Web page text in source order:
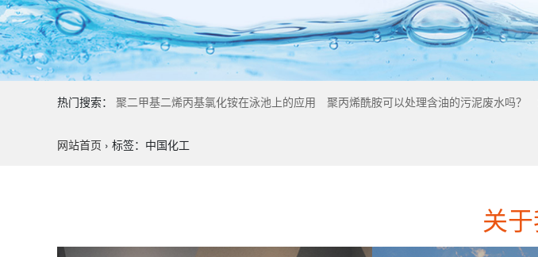
热门搜索： 聚二甲基二烯丙基氯化铵在泳池上的应用 聚丙烯酰胺可以处理含油的污泥废水吗？
网站首页 › 标签：中国化工
关